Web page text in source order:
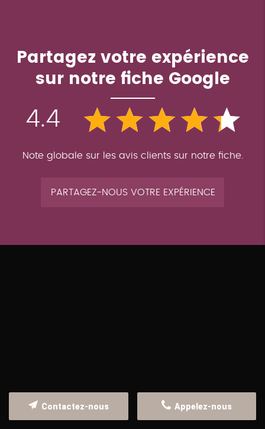
Partagez votre expérience
sur notre fiche Google
4.4
Note globale sur les avis clients sur notre fiche.
PARTAGEZ-NOUS VOTRE EXPÉRIENCE
Appelez-nous
Contactez-nous